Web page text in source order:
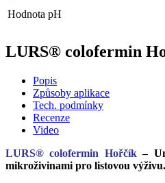
Hodnota pH
LURS® colofermin
Popis
Způsoby aplikace
Tech. podmínky
Recenze
Video
LURS® colofermin Hořčík–
mikroživinami pro listovou výživu.